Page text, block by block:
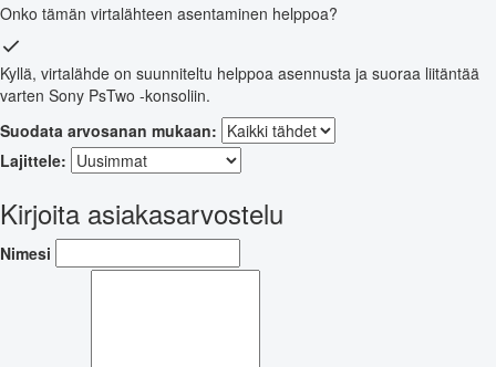
Onko tämän virtalähteen asentaminen helppoa?
Kyllä, virtalähde on suunniteltu helppoa asennusta ja suoraa liitäntää
varten Sony PsTwo -konsoliin.
Suodata arvosanan mukaan:
Lajittele:
Kirjoita asiakasarvostelu
Nimesi